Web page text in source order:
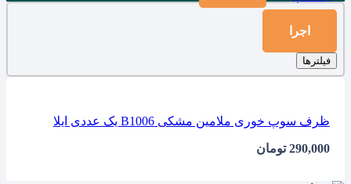
اجرا
فیلترها
ظرف سوپ خوری ملامین مشکی B1006 یک عددی ایلا
290,000 تومان